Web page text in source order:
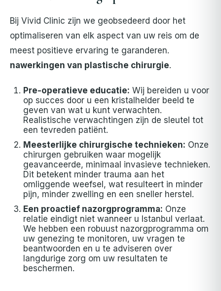
Bij Vivid Clinic zijn we geobsedeerd door het
optimaliseren van elk aspect van uw reis om de
meest positieve ervaring te garanderen.
nawerkingen van plastische chirurgie.
Pre-operatieve educatie: Wij bereiden u voor
op succes door u een kristalhelder beeld te
geven van wat u kunt verwachten.
Realistische verwachtingen zijn de sleutel tot
een tevreden patiënt.
Meesterlijke chirurgische technieken: Onze
chirurgen gebruiken waar mogelijk
geavanceerde, minimaal invasieve technieken.
Dit betekent minder trauma aan het
omliggende weefsel, wat resulteert in minder
pijn, minder zwelling en een sneller herstel.
Een proactief nazorgprogramma: Onze
relatie eindigt niet wanneer u Istanbul verlaat.
We hebben een robuust nazorgprogramma om
uw genezing te monitoren, uw vragen te
beantwoorden en u te adviseren over
langdurige zorg om uw resultaten te
beschermen.